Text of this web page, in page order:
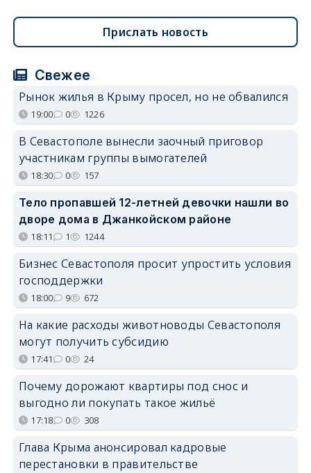
Прислать новость
Свежее
Рынок жилья в Крыму просел, но не обвалился
19:00 0 1226
В Севастополе вынесли заочный приговор
участникам группы вымогателей
18:30 0 157
Тело пропавшей 12-летней девочки нашли во
дворе дома в Джанкойском районе
18:11 1 1244
Бизнес Севастополя просит упростить условия
господдержки
18:00 9 672
На какие расходы животноводы Севастополя
могут получить субсидию
17:41 0 24
Почему дорожают квартиры под снос и
выгодно ли покупать такое жильё
17:18 0 308
Глава Крыма анонсировал кадровые
перестановки в правительстве